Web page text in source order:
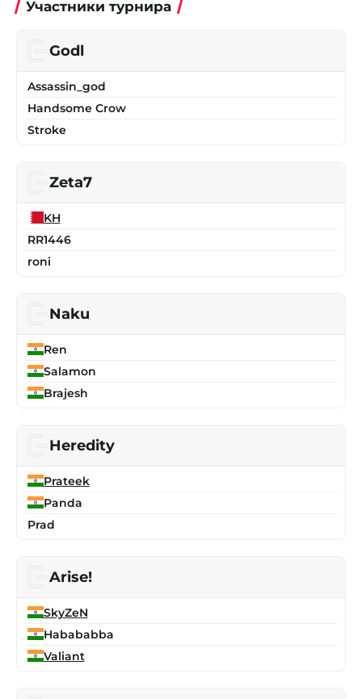
Участники турнира
Godl
Assassin_god
Handsome Crow
Stroke
Zeta7
KH
RR1446
roni
Naku
Ren
Salamon
Brajesh
Heredity
Prateek
Panda
Prad
Arise!
SkyZeN
Habababba
Valiant